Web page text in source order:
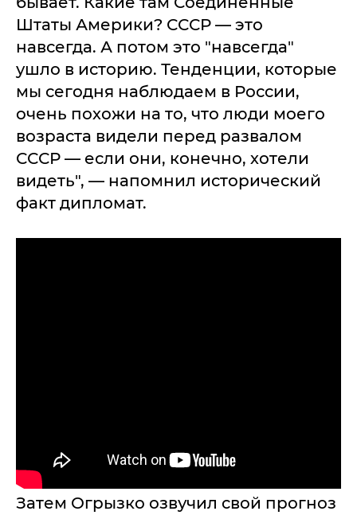
Штаты Америки? СССР — это
навсегда. А потом это "навсегда"
ушло в историю. Тенденции, которые
мы сегодня наблюдаем в России,
очень похожи на то, что люди моего
возраста видели перед развалом
СССР — если они, конечно, хотели
видеть", — напомнил исторический
факт дипломат.
Затем Огрызко озвучил свой прогноз